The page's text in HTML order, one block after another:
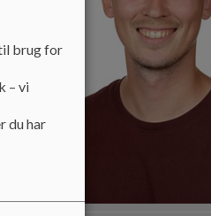
brug for
– vi
du har